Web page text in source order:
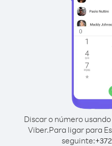
Discar o número
Viber.Para ligar para
seguinte:+372